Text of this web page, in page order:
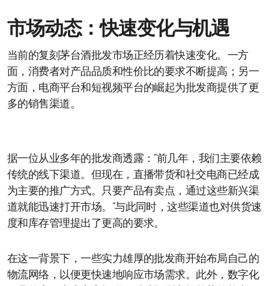
市场动态：快速变化与机遇
当前的复刻茅台酒批发市场正经历着快速变化。一方
面，消费者对产品品质和性价比的要求不断提高；另一
方面，电商平台和短视频平台的崛起为批发商提供了更
多的销售渠道。
据一位从业多年的批发商透露：“前几年，我们主要依赖
传统的线下渠道。但现在，直播带货和社交电商已经成
为主要的推广方式。只要产品有卖点，通过这些新兴渠
道就能迅速打开市场。”与此同时，这些渠道也对供货速
度和库存管理提出了更高的要求。
在这一背景下，一些实力雄厚的批发商开始布局自己的
物流网络，以便更快速地响应市场需求。此外，数字化